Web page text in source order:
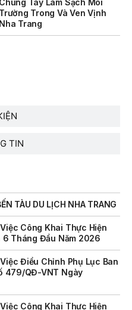
TIN
Chung Tay Làm Sạch Môi
Trường Trong Và Ven Vịnh
Nha Trang
Tô Nước Cứu Hộ VNT 01
Quả Lựa Chọn Đơn Vị Tổ
Nô 200CV VNT 02 Biển
2026 V/v Đính Chính
18/05/2026 Của Ban
Lựa Chọn Tổ Chức Đấu
NỘI ĐỊA HÒN MUN
ĐỊA PHÚ QUÝ
TÀU DU LỊCH NHA TRANG
Công Khai Thực Hiện
6 Tháng Đầu Năm 2026
Điều Chỉnh Phụ Lục Ban
479/QĐ-VNT Ngày
Công Khai Thực Hiện
2 Năm 2026